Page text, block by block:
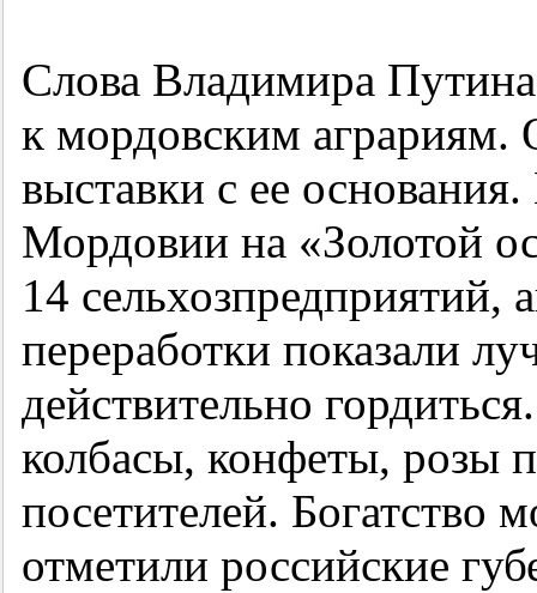
Слова Владимира
к мордовским
выставки с ее
Мордовии на «Золотой
14 сельхозпредприятий,
переработки показали
действительно
колбасы, конфеты, розы
посетителей. Богатство
отметили российские